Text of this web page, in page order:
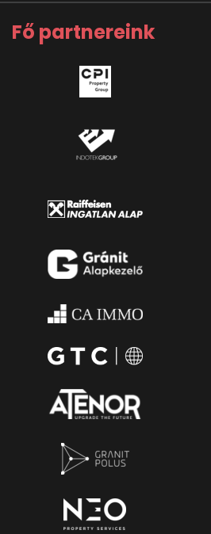
Fő partnereink